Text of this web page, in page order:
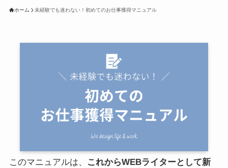
ホーム 未経験でも迷わない！初めてのお仕事獲得マニュアル
このマニュアルは、
これからWEBライターとして新